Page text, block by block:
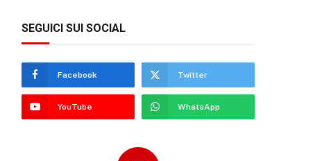
SEGUICI SUI SOCIAL
Facebook Twitter
YouTube WhatsApp